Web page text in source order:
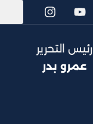
رئيس التحرير
عمرو بدر